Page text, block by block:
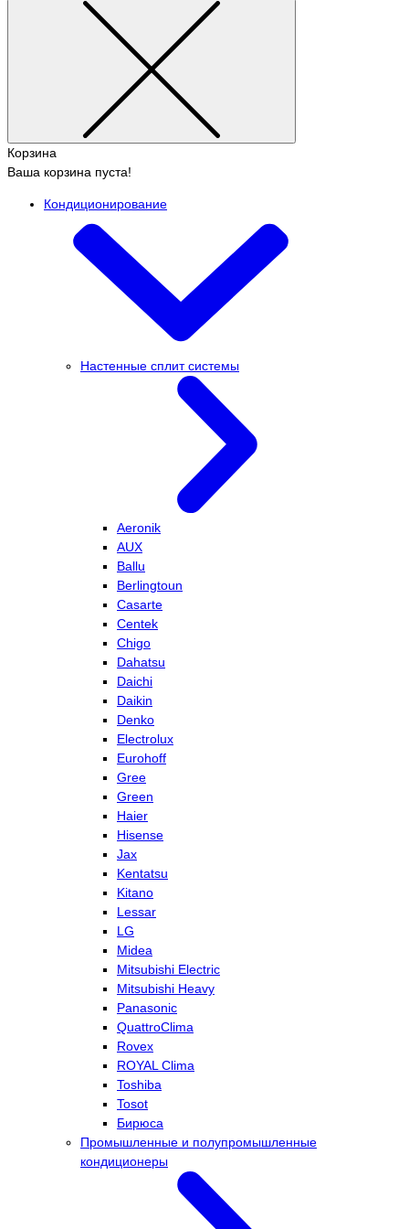
Корзина
Ваша корзина пуста!
Кондиционирование
Настенные сплит системы
Aeronik
AUX
Ballu
Berlingtoun
Casarte
Centek
Chigo
Dahatsu
Daichi
Daikin
Denko
Electrolux
Eurohoff
Gree
Green
Haier
Hisense
Jax
Kentatsu
Kitano
Lessar
LG
Midea
Mitsubishi Electric
Mitsubishi Heavy
Panasonic
QuattroClima
Rovex
ROYAL Clima
Toshiba
Tosot
Бирюса
Промышленные и полупромышленные
кондиционеры